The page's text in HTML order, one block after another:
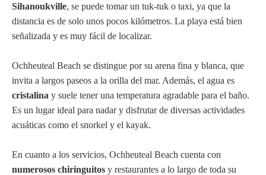
Sihanoukville, se puede tomar un tuk-tuk o taxi, ya que la
distancia es de solo unos pocos kilómetros. La playa está bien
señalizada y es muy fácil de localizar.
Ochheuteal Beach se distingue por su arena fina y blanca, que
invita a largos paseos a la orilla del mar. Además, el agua es
cristalina y suele tener una temperatura agradable para el baño.
Es un lugar ideal para nadar y disfrutar de diversas actividades
acuáticas como el snorkel y el kayak.
En cuanto a los servicios, Ochheuteal Beach cuenta con
numerosos chiringuitos y restaurantes a lo largo de toda su